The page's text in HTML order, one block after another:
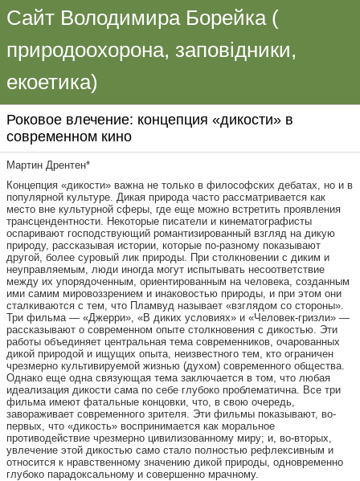
Сайт Володимира Борейка (
природоохорона, заповідники,
екоетика)
Роковое влечение: концепция «дикости» в
современном кино
Мартин Дрентен*
Концепция «дикости» важна не только в философских дебатах, но и в
популярной культуре. Дикая природа часто рассматривается как
место вне культурной сферы, где еще можно встретить проявления
трансцендентности. Некоторые писатели и кинематографисты
оспаривают господствующий романтизированный взгляд на дикую
природу, рассказывая истории, которые по-разному показывают
другой, более суровый лик природы. При столкновении с диким и
неуправляемым, люди иногда могут испытывать несоответствие
между их упорядоченным, ориентированным на человека, созданным
ими самим мировоззрением и инаковостью природы, и при этом они
сталкиваются с тем, что Пламвуд называет «взглядом со стороны».
Три фильма — «Джерри», «В диких условиях» и «Человек-гризли» —
рассказывают о современном опыте столкновения с дикостью. Эти
работы объединяет центральная тема современников, очарованных
дикой природой и ищущих опыта, неизвестного тем, кто ограничен
чрезмерно культивируемой жизнью (духом) современного общества.
Однако еще одна связующая тема заключается в том, что любая
идеализация дикости сама по себе глубоко проблематична. Все три
фильма имеют фатальные концовки, что, в свою очередь,
завораживает современного зрителя. Эти фильмы показывают, во-
первых, что «дикость» воспринимается как моральное
противодействие чрезмерно цивилизованному миру; и, во-вторых,
увлечение этой дикостью само стало полностью рефлексивным и
относится к нравственному значению дикой природы, одновременно
глубоко парадоксальному и совершенно мрачному.